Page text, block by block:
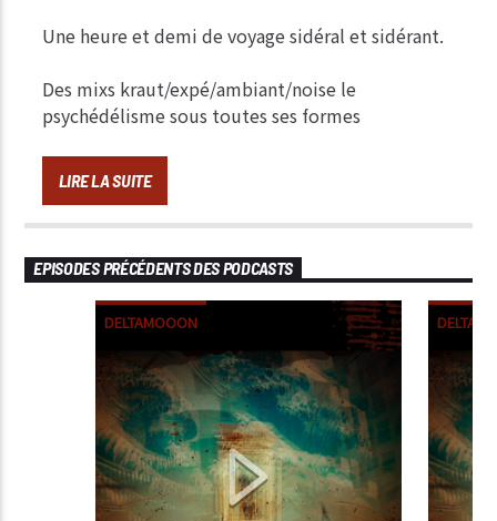
Une heure et demi de voyage sidéral et sidérant.
Des mixs kraut/expé/ambiant/noise le
psychédélisme sous toutes ses formes
LIRE LA SUITE
EPISODES PRÉCÉDENTS DES PODCASTS
DELTAMOOON